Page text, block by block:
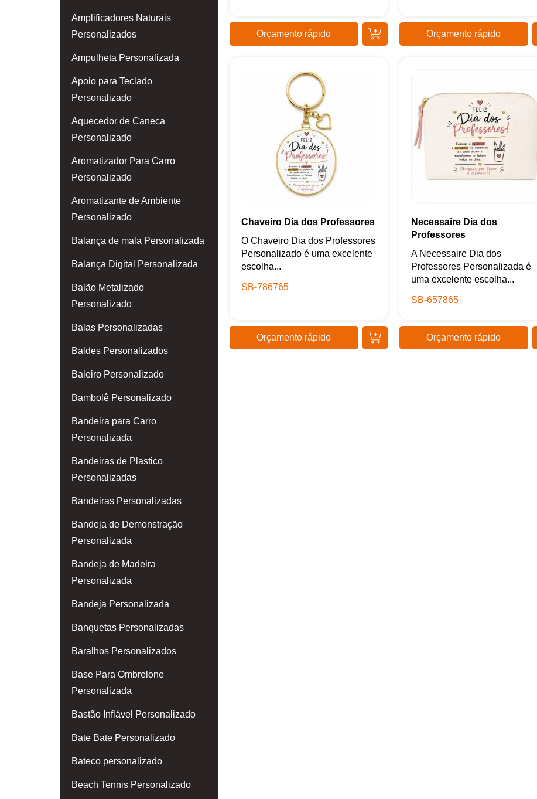
Amplificadores Naturais
Personalizados
Ampulheta Personalizada
Apoio para Teclado
Personalizado
Aquecedor de Caneca
Personalizado
Aromatizador Para Carro
Personalizado
Aromatizante de Ambiente
Personalizado
Balança de mala Personalizada
Balança Digital Personalizada
Balão Metalizado
Personalizado
Balas Personalizadas
Baldes Personalizados
Baleiro Personalizado
Bambolê Personalizado
Bandeira para Carro
Personalizada
Bandeiras de Plastico
Personalizadas
Bandeiras Personalizadas
Bandeja de Demonstração
Personalizada
Bandeja de Madeira
Personalizada
Bandeja Personalizada
Banquetas Personalizadas
Baralhos Personalizados
Base Para Ombrelone
Personalizada
Bastão Inflável Personalizado
Bate Bate Personalizado
Bateco personalizado
Beach Tennis Personalizado
Orçamento rápido Orçamento rápido
Chaveiro Dia dos Professores
O Chaveiro Dia dos Professores
Personalizado é uma excelente
escolha...
SB-786765
Orçamento rápido
Necessaire Dia dos
Professores
A Necessaire Dia dos
Professores Personalizada é
uma excelente escolha...
SB-657865
Orçamento rápido